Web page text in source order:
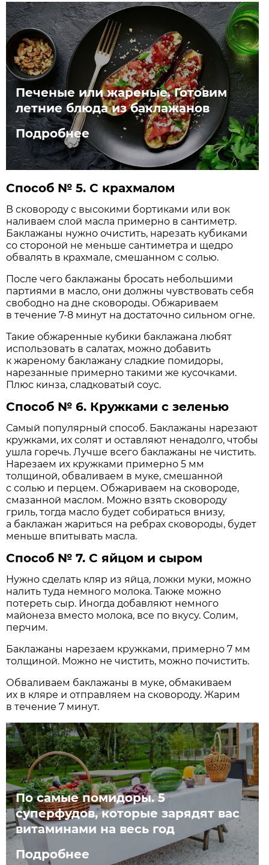
Печеные или жареные. Готовим
летние блюда из баклажанов
Подробнее
Способ № 5. С крахмалом
В сковороду с высокими бортиками или вок
наливаем слой масла примерно в сантиметр.
Баклажаны нужно очистить, нарезать кубиками
со стороной не меньше сантиметра и щедро
обвалять в крахмале, смешанном с солью.
После чего баклажаны бросать небольшими
партиями в масло, они должны чувствовать себя
свободно на дне сковороды. Обжариваем
в течение 7-8 минут на достаточно сильном огне.
Такие обжаренные кубики баклажана любят
использовать в салатах, можно добавить
к жареному баклажану сладкие помидоры,
нарезанные примерно такими же кусочками.
Плюс кинза, сладковатый соус.
Способ № 6. Кружками с зеленью
Самый популярный способ. Баклажаны нарезают
кружками, их солят и оставляют ненадолго, чтобы
ушла горечь. Лучше всего баклажаны не чистить.
Нарезаем их кружками примерно 5 мм
толщиной, обваливаем в муке, смешанной
с солью и перцем. Обжариваем на сковороде,
смазанной маслом. Можно взять сковороду
гриль, тогда масло будет собираться внизу,
а баклажан жариться на ребрах сковороды, будет
меньше впитывать масла.
Способ № 7. С яйцом и сыром
Нужно сделать кляр из яйца, ложки муки, можно
налить туда немного молока. Также можно
потереть сыр. Иногда добавляют немного
майонеза вместо молока, все по вкусу. Солим,
перчим.
Баклажаны нарезаем кружками, примерно 7 мм
толщиной. Можно не чистить, можно почистить.
Обваливаем баклажаны в муке, обмакиваем
их в кляре и отправляем на сковороду. Жарим
в течение 7 минут.
По самые помидоры. 5
суперфудов, которые зарядят вас
витаминами на весь год
Подробнее